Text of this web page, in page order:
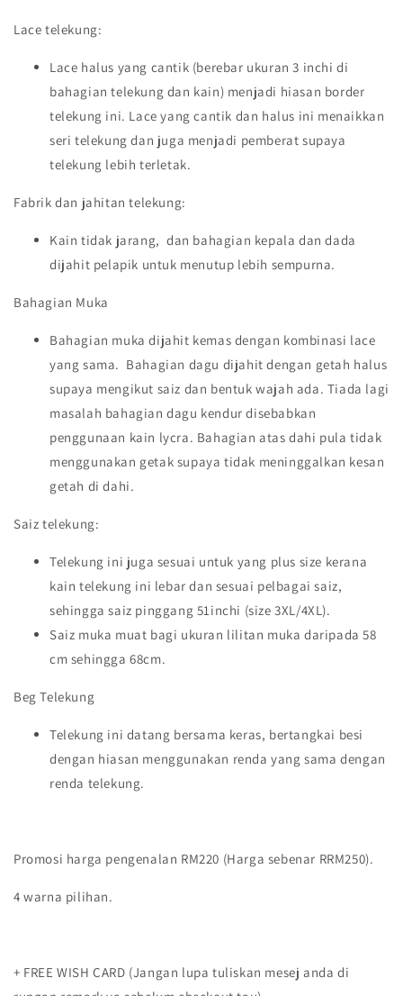
Lace telekung:
Lace halus yang cantik (berebar ukuran 3 inchi di
bahagian telekung dan kain) menjadi hiasan border
telekung ini. Lace yang cantik dan halus ini menaikkan
seri telekung dan juga menjadi pemberat supaya
telekung lebih terletak.
Fabrik dan jahitan telekung:
Kain tidak jarang, dan bahagian kepala dan dada
dijahit pelapik untuk menutup lebih sempurna.
Bahagian Muka
Bahagian muka dijahit kemas dengan kombinasi lace
yang sama. Bahagian dagu dijahit dengan getah halus
supaya mengikut saiz dan bentuk wajah ada. Tiada lagi
masalah bahagian dagu kendur disebabkan
penggunaan kain lycra. Bahagian atas dahi pula tidak
menggunakan getak supaya tidak meninggalkan kesan
getah di dahi.
Saiz telekung:
Telekung ini juga sesuai untuk yang plus size kerana
kain telekung ini lebar dan sesuai pelbagai saiz,
sehingga saiz pinggang 51inchi (size 3XL/4XL).
Saiz muka muat bagi ukuran lilitan muka daripada 58
cm sehingga 68cm.
Beg Telekung
Telekung ini datang bersama keras, bertangkai besi
dengan hiasan menggunakan renda yang sama dengan
renda telekung.
Promosi harga pengenalan RM220 (Harga sebenar RRM250).
4 warna pilihan.
+ FREE WISH CARD (Jangan lupa tuliskan mesej anda di